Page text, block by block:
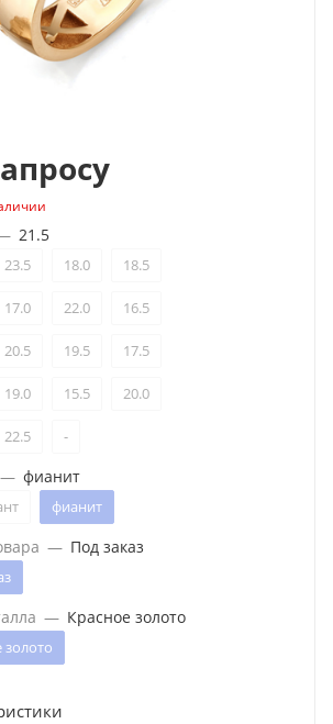
21.5
23.5 18.0 18.5
17.0 22.0 16.5
20.5 19.5 17.5
19.0 15.5 20.0
22.5 -
— фианит
фианит
— Под заказ
— Красное золото
золото